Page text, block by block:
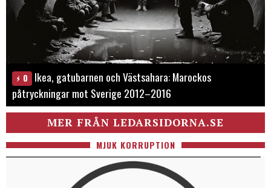
0
Ikea, gatubarnen och Västsahara: Marockos
påtryckningar mot Sverige 2012–2016
MER FRÅN LEDARSIDORNA.SE
MJUK KORRUPTION